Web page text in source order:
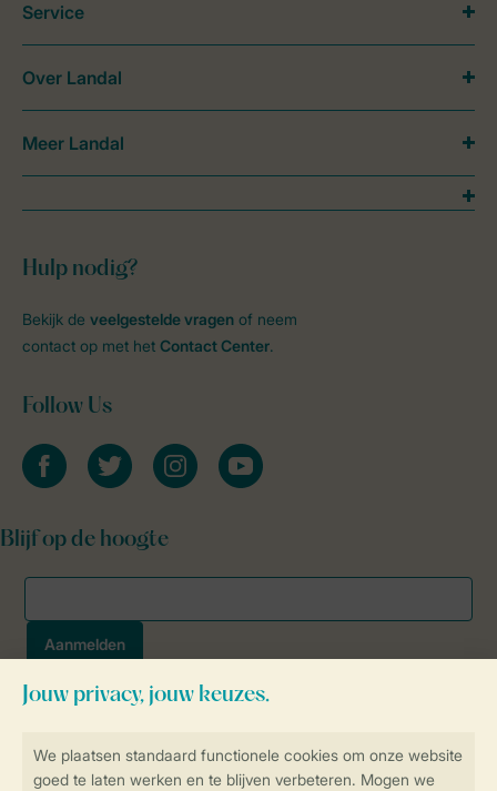
SSL certificaat
Hulp nodig?
Bekijk de veelgestelde vragen of neem
contact op met het Contact Center.
Follow Us
facebooktwitter instagramyoutube
Blijf op de hoogte
Service
Over Landal
Meer Landal